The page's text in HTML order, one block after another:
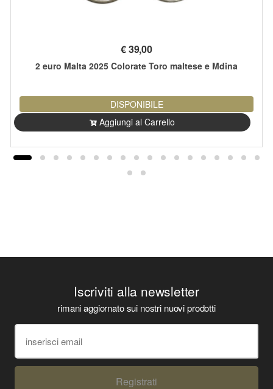
€39,00
2 euro Malta 2025 Colorate Toro maltese e Mdina
DISPONIBILE
Aggiungi al Carrello
Iscriviti alla newsletter
rimani aggiornato sui nostri nuovi prodotti
Registrati